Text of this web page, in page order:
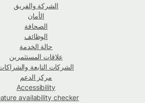
الشركة والفريق
الأمان
الصحافة
الوظائف
حالة الخدمة
علاقات المستثمرين
الشركات التابعة والشراكات
مركز الدعم
Accessibility
Feature availability checker